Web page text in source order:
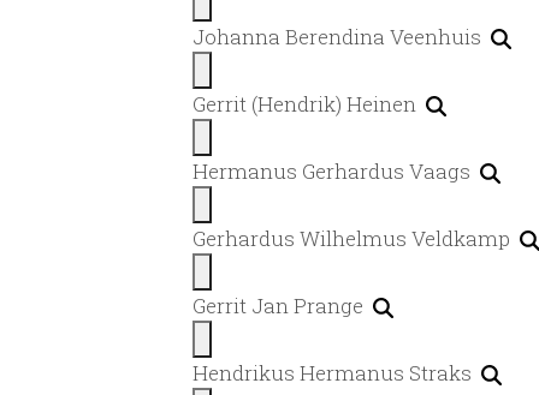
Johanna Berendina Veenhuis
Gerrit (Hendrik) Heinen
Hermanus Gerhardus Vaags
Gerhardus Wilhelmus Veldkamp
Gerrit Jan Prange
Hendrikus Hermanus Straks